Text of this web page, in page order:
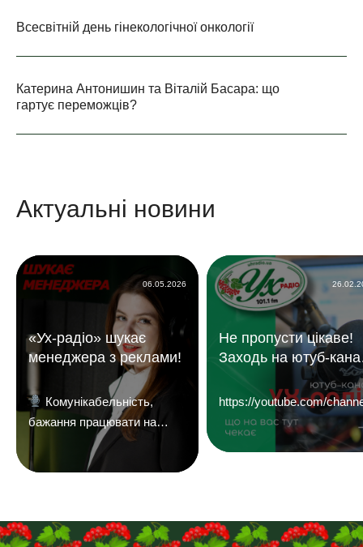
Всесвітній день гінекологічної онкології
Катерина Антонишин та Віталій Басара: що
гартує переможців?
Актуальні новини
«Ух-радіо» шукає
менеджера з реклами!
Комунікабельність,
бажання працювати на
результат і досвід у
продажах — плюс.
пошту:uhreklama1@gmail.com
06.05.2026
Не пропусти цікаве!
Заходь на ютуб-
«УХ Радіо 101,1 фм»
https://youtube.com/